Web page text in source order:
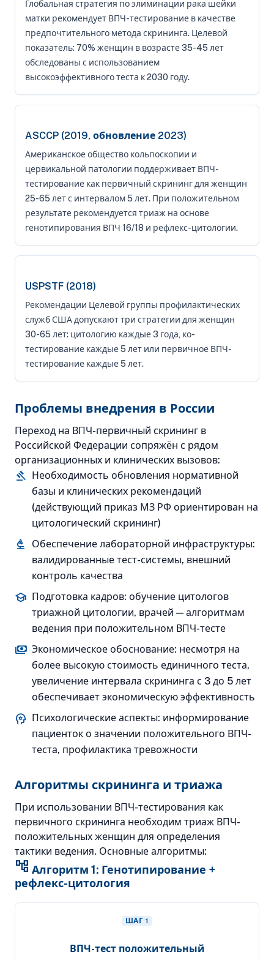
Глобальная стратегия по элиминации рака шейки
матки рекомендует ВПЧ-тестирование в качестве
предпочтительного метода скрининга. Целевой
показатель: 70% женщин в возрасте 35-45 лет
обследованы с использованием
высокоэффективного теста к 2030 году.
ASCCP (2019, обновление 2023)
Американское общество кольпоскопии и
цервикальной патологии поддерживает ВПЧ-
тестирование как первичный скрининг для женщин
25-65 лет с интервалом 5 лет. При положительном
результате рекомендуется триаж на основе
генотипирования ВПЧ 16/18 и рефлекс-цитологии.
USPSTF (2018)
Рекомендации Целевой группы профилактических
служб США допускают три стратегии для женщин
30-65 лет: цитологию каждые 3 года, ко-
тестирование каждые 5 лет или первичное ВПЧ-
тестирование каждые 5 лет.
Проблемы внедрения в России
Переход на ВПЧ-первичный скрининг в
Российской Федерации сопряжён с рядом
организационных и клинических вызовов:
gavel Необходимость обновления нормативной
базы и клинических рекомендаций
(действующий приказ МЗ РФ ориентирован на
цитологический скрининг)
biotech
Обеспечение лабораторной инфраструктуры:
валидированные тест-системы, внешний
контроль качества
school Подготовка кадров: обучение цитологов
триажной цитологии, врачей — алгоритмам
ведения при положительном ВПЧ-тесте
payments Экономическое обоснование: несмотря на
более высокую стоимость единичного теста,
увеличение интервала скрининга с 3 до 5 лет
обеспечивает экономическую эффективность
psychology Психологические аспекты: информирование
пациенток о значении положительного ВПЧ-
теста, профилактика тревожности
Алгоритмы скрининга и триажа
При использовании ВПЧ-тестирования как
первичного скрининга необходим триаж ВПЧ-
положительных женщин для определения
тактики ведения. Основные алгоритмы:
account_tree Алгоритм 1: Генотипирование +
рефлекс-цитология
ШАГ 1
ВПЧ-тест положительный